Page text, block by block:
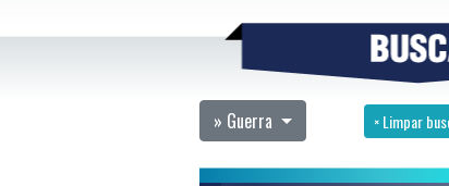
» Guerra × Limpar